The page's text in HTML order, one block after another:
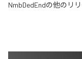
NmbDedEndの他のリリ